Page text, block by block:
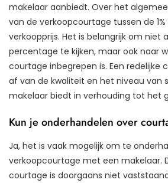
makelaar aanbiedt. Over het
van de verkoopcourtage tussen de 1%
verkoopprijs. Het is belangrijk om niet
percentage te kijken, maar ook naar
courtage inbegrepen is. Een redelijke
af van de kwaliteit en het niveau van
makelaar biedt in verhouding tot het
Kun je onderhandelen over
Ja, het is vaak mogelijk om te
verkoopcourtage met een makelaar.
courtage is doorgaans niet